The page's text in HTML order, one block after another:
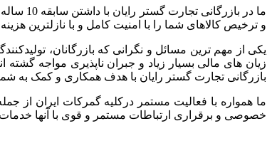
ما در
و ترخیص کالاهای شما را با امنیت کامل و با نازلترین
یکی از مهم ترین مسائل و نگرانی که بازرگانان،
زیان های مالی بسیار زیاد و جبران ناپذیری مواجه
بازرگانی تجارت گستر رایان با هدف همکاری و کمک به
ما همواره با فعالیت مستمر درکلیه گمرکات ایران از
خصوصی و برقراری ارتباطات مستمر و قوی با آنها خدمات